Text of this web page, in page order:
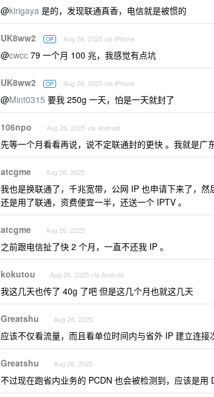
@kirigaya 是的，发现联通真香，电信就是被惯的
UK8ww2 OP Aug 26, 2025 via iPhone
@cwcc 79 一个月 100 兆，我感觉有点坑
UK8ww2 OP Aug 26, 2025 via iPhone
@Mint0315 要我 250g 一天，怕是一天就封了
106npo Aug 26, 2025 via Android
先等一个月看看再说，说不定联通封的更快 。我就是广
atcgme Aug 26, 2025
我也是换联通了，千兆宽带，公网 IP 也申请下来了，
还是用了联通，资费便宜一半，还送一个 IPTV 。
atcgme Aug 26, 2025
之前跟电信扯了快 2 个月，一直不还我 IP 。
kokutou Aug 26, 2025 via Android
我这几天也传了 40g 了吧 但是这几个月也就这几天
Greatshu Aug 26, 2025
应该不仅看流量，而且看单位时间内与省外 IP 建立连
Greatshu Aug 26, 2025
不过现在跑省内业务的 PCDN 也会被检测到，应该是